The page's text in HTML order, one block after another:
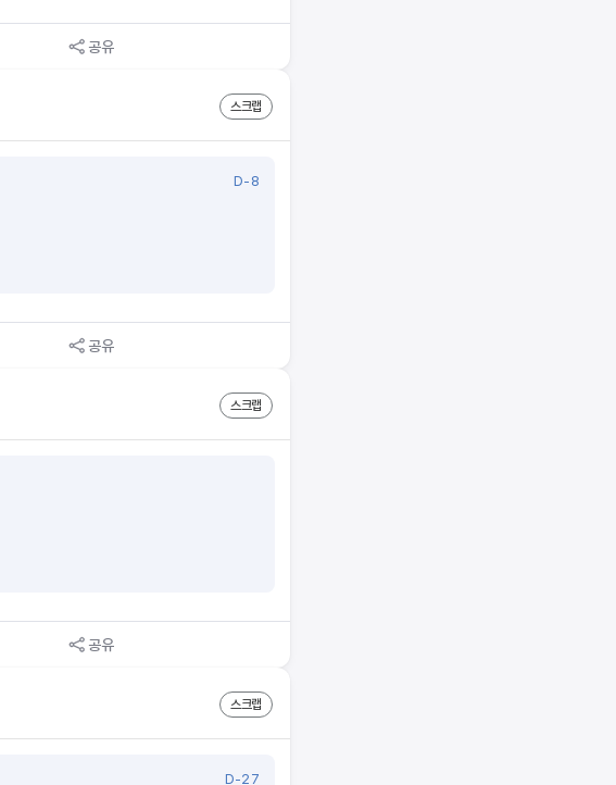
공유
스크랩
D-8
공유
스크랩
공유
스크랩
D-27